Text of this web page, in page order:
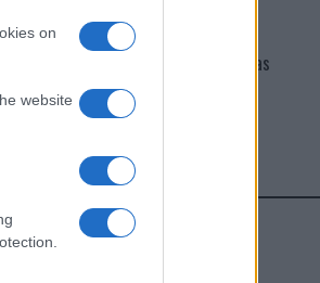
on
website
Giovannimaria Cabras